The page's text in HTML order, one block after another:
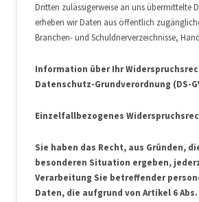
Dritten zulässigerweise an uns übermittelte
erheben wir Daten aus öffentlich
Branchen- und Schuldnerverzeichnisse,
Information über Ihr
Datenschutz-Grundverordnung (DS-
Einzelfallbezogenes
Sie haben das Recht, aus Gründen,
besonderen Situation ergeben,
Verarbeitung Sie betreffender
Daten, die aufgrund von Artikel 6 Abs.